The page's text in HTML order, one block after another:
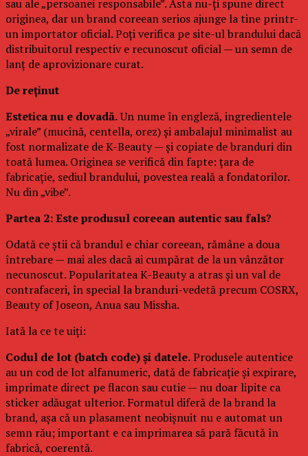
sau ale „persoanei responsabile”. Asta nu-ți spune direct
originea, dar un brand coreean serios ajunge la tine printr-
un importator oficial. Poți verifica pe site-ul brandului dacă
distribuitorul respectiv e recunoscut oficial — un semn de
lanț de aprovizionare curat.
De reținut
Estetica nu e dovadă.Un nume în engleză, ingredientele
„virale” (mucină, centella, orez) și ambalajul minimalist au
fost normalizate de K-Beauty — și copiate de branduri din
toată lumea. Originea se verifică din fapte: țara de
fabricație, sediul brandului, povestea reală a fondatorilor.
Nu din „vibe”.
Partea 2: Este produsul coreean autentic sau fals?
Odată ce știi că brandul e chiar coreean, rămâne a doua
întrebare — mai ales dacă ai cumpărat de la un vânzător
necunoscut. Popularitatea K-Beauty a atras și un val de
contrafaceri, în special la branduri-vedetă precum COSRX,
Beauty of Joseon, Anua sau Missha.
Iată la ce te uiți:
Codul de lot (batch code) și datele.Produsele autentice
au un cod de lot alfanumeric, dată de fabricație și expirare,
imprimate direct pe flacon sau cutie — nu doar lipite ca
sticker adăugat ulterior. Formatul diferă de la brand la
brand, așa că un plasament neobișnuit nu e automat un
semn rău; important e ca imprimarea să pară făcută în
fabrică, coerentă.